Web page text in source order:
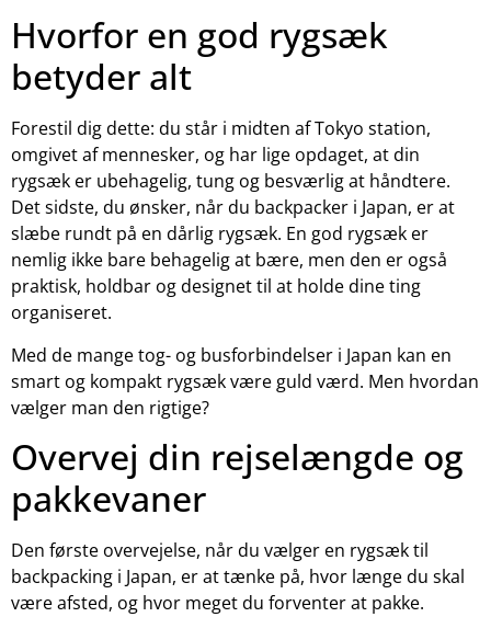
Hvorfor en god rygsæk
betyder alt
Forestil dig dette: du står i midten af Tokyo station,
omgivet af mennesker, og har lige opdaget, at din
rygsæk er ubehagelig, tung og besværlig at håndtere.
Det sidste, du ønsker, når du backpacker i Japan, er at
slæbe rundt på en dårlig rygsæk. En god rygsæk er
nemlig ikke bare behagelig at bære, men den er også
praktisk, holdbar og designet til at holde dine ting
organiseret.
Med de mange tog- og busforbindelser i Japan kan en
smart og kompakt rygsæk være guld værd. Men hvordan
vælger man den rigtige?
Overvej din rejselængde og
pakkevaner
Den første overvejelse, når du vælger en rygsæk til
backpacking i Japan, er at tænke på, hvor længe du skal
være afsted, og hvor meget du forventer at pakke.